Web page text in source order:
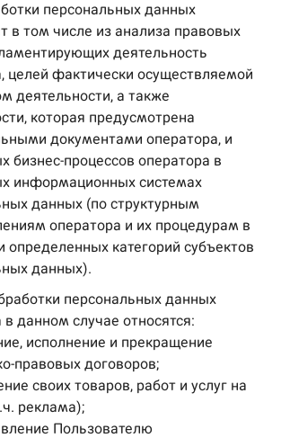
персональных данных
в том числе из анализа правовых
деятельность
целей фактически осуществляемой
деятельности, а также
которая предусмотрена
документами оператора, и
бизнес-процессов оператора в
информационных системах
данных (по структурным
оператора и их процедурам в
определенных категорий субъектов
данных).
персональных данных
в данном случае относятся:
исполнение и прекращение
правовых договоров;
своих товаров, работ и услуг на
реклама);
Пользователю